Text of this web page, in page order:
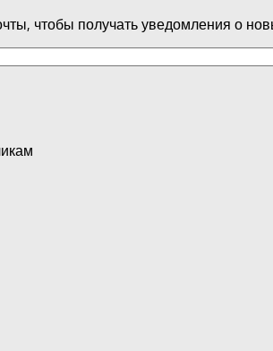
чтобы получать уведомления о